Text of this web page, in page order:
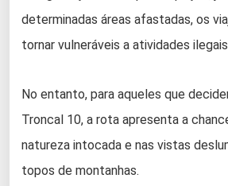
determinadas áreas afastadas, os
tornar vulneráveis a atividades
No entanto, para aqueles que
Troncal 10, a rota apresenta a
natureza intocada e nas vistas
topos de montanhas.